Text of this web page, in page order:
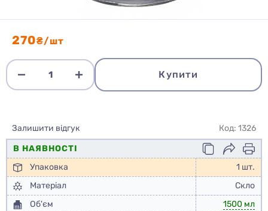
270₴/шт
Купити
Залишити відгук
Код: 1326
В НАЯВНОСТІ
Упаковка
1 шт.
Матеріал
Скло
Об'єм
1500 мл